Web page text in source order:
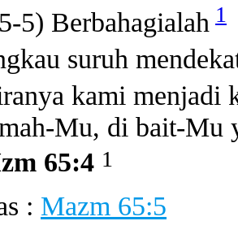
5) Berbahagialah 1
suruh
kami menjadi
Mu, di bait-Mu
65:4 1
: Mazm 65:5